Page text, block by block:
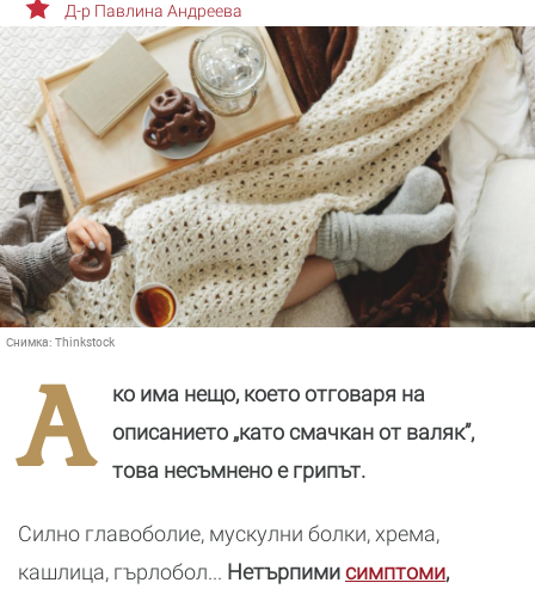
Снимка: Thinkstock
Д-р Павлина Андреева
А
ко има нещо, което отговаря на
описанието „като смачкан от валяк”,
това несъмнено е грипът.
Силно главоболие, мускулни болки, хрема,
кашлица, гърлобол... Нетърпимисимптоми,